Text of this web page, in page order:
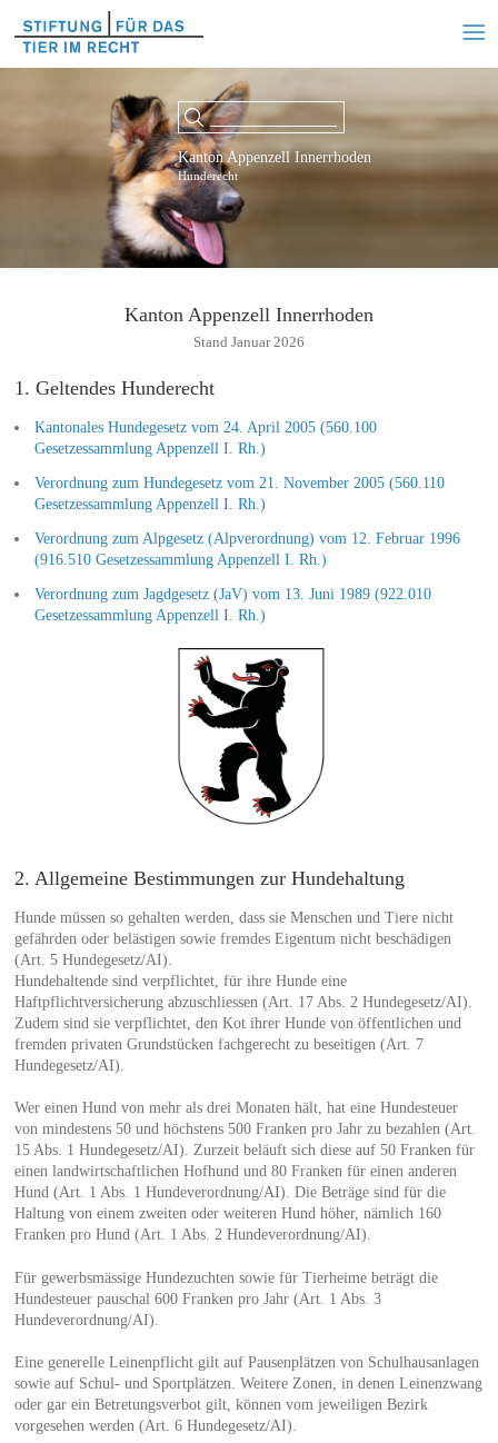
Kanton Appenzell Innerrhoden
Hunderecht
Kanton Appenzell Innerrhoden
Stand Januar 2026
1. Geltendes Hunderecht
Kantonales Hundegesetz vom 24. April 2005 (560.100
Gesetzessammlung Appenzell I. Rh.)
Verordnung zum Hundegesetz vom 21. November 2005 (560.110
Gesetzessammlung Appenzell I. Rh.)
Verordnung zum Alpgesetz (Alpverordnung) vom 12. Februar 1996
(916.510 Gesetzessammlung Appenzell I. Rh.)
Verordnung zum Jagdgesetz (JaV) vom 13. Juni 1989 (922.010
Gesetzessammlung Appenzell I. Rh.)
2. Allgemeine Bestimmungen zur Hundehaltung
Hunde müssen so gehalten werden, dass sie Menschen und Tiere nicht
gefährden oder belästigen sowie fremdes Eigentum nicht beschädigen
(Art. 5 Hundegesetz/AI).
Hundehaltende sind verpflichtet, für ihre Hunde eine
Haftpflichtversicherung abzuschliessen (Art. 17 Abs. 2 Hundegesetz/AI).
Zudem sind sie verpflichtet, den Kot ihrer Hunde von öffentlichen und
fremden privaten Grundstücken fachgerecht zu beseitigen (Art. 7
Hundegesetz/AI).
Wer einen Hund von mehr als drei Monaten hält, hat eine Hundesteuer
von mindestens 50 und höchstens 500 Franken pro Jahr zu bezahlen (Art.
15 Abs. 1 Hundegesetz/AI). Zurzeit beläuft sich diese auf 50 Franken für
einen landwirtschaftlichen Hofhund und 80 Franken für einen anderen
Hund (Art. 1 Abs. 1 Hundeverordnung/AI). Die Beträge sind für die
Haltung von einem zweiten oder weiteren Hund höher, nämlich 160
Franken pro Hund (Art. 1 Abs. 2 Hundeverordnung/AI).
Für gewerbsmässige Hundezuchten sowie für Tierheime beträgt die
Hundesteuer pauschal 600 Franken pro Jahr (Art. 1 Abs. 3
Hundeverordnung/AI).
Eine generelle Leinenpflicht gilt auf Pausenplätzen von Schulhausanlagen
sowie auf Schul- und Sportplätzen. Weitere Zonen, in denen Leinenzwang
oder gar ein Betretungsverbot gilt, können vom jeweiligen Bezirk
vorgesehen werden (Art. 6 Hundegesetz/AI).